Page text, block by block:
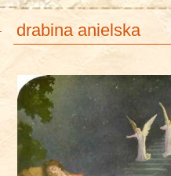
drabina anielska